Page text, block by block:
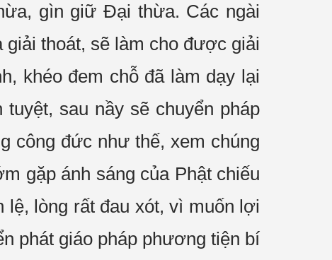
gìn giữ Đại thừa. Các ngài
thoát, sẽ làm cho được giải
khéo đem chỗ đã làm dạy lại
sau nầy sẽ chuyển pháp
công đức như thế, xem chúng
gặp ánh sáng của Phật chiếu
lệ, lòng rất đau xót, vì muốn lợi
phát giáo pháp phương tiện bí